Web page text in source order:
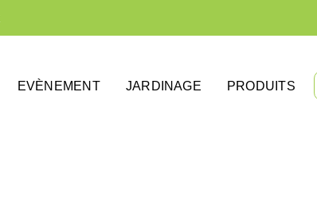
EVÈNEMENT JARDINAGE PRODUITS